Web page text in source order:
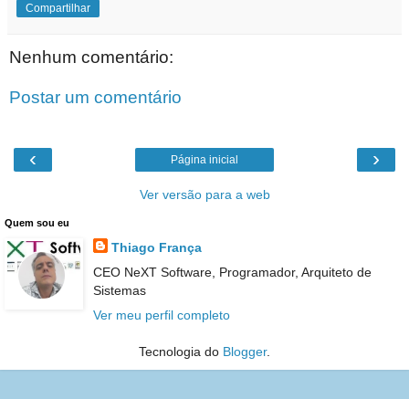
Compartilhar
Nenhum comentário:
Postar um comentário
‹ ›
Página inicial
Ver versão para a web
Quem sou eu
Thiago França
CEO NeXT Software, Programador, Arquiteto de
Sistemas
Ver meu perfil completo
Tecnologia do Blogger.